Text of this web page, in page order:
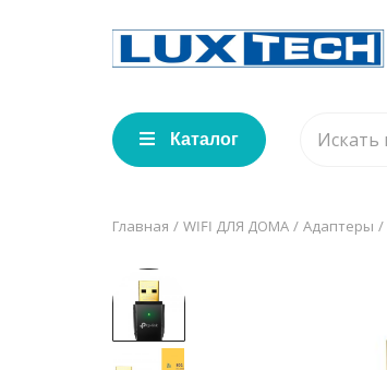
Каталог
Главная WIFI ДЛЯ ДОМА Адаптеры